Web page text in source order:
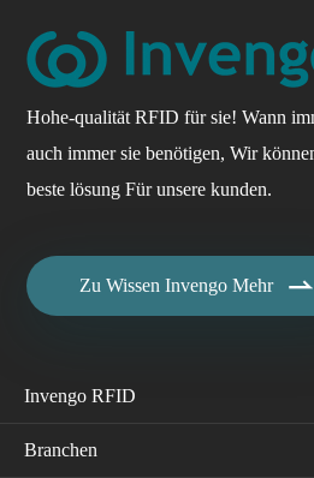
Hohe-qualität RFID für sie! Wann
auch immer sie benötigen, Wir
beste lösung Für unsere kunden.
Zu Wissen Invengo Mehr 
Invengo RFID
Branchen